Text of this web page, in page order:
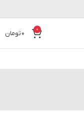
0
0تومان